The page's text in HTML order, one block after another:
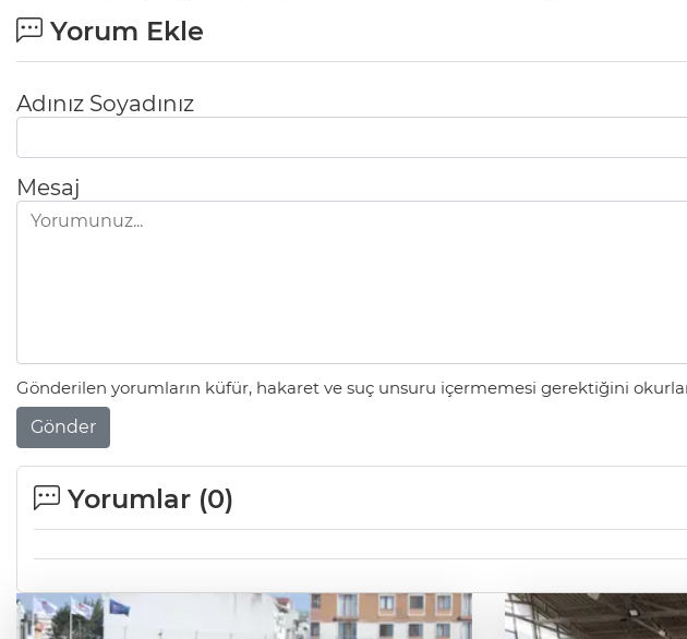
Yorum Ekle
Adınız Soyadınız
Mesaj
Gönderilen yorumların küfür, hakaret ve suç unsuru içermemesi gerektiğini
Gönder
Yorumlar (0)